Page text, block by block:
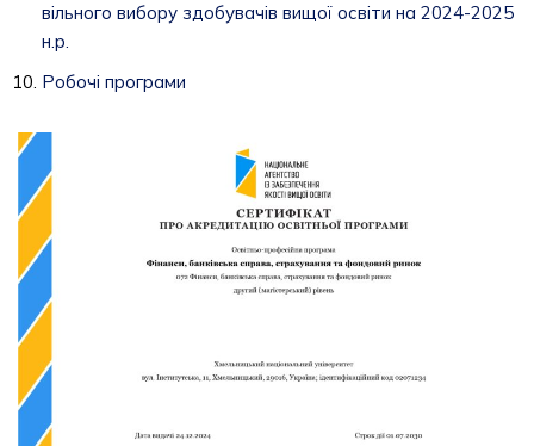
вільного вибору здобувачів вищої освіти на 2024-2025
н.р.
Робочі програми